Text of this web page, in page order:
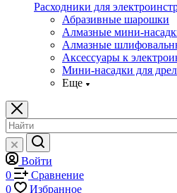
Расходники для
Абразивные шарошки
Алмазные мини-
Алмазные
Аксессуары к
Мини-насадки для
Еще
Войти
0
Сравнение
0
Избранное